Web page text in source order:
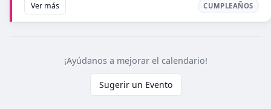
Ver más CUMPLEAÑOS
¡Ayúdanos a mejorar el calendario!
Sugerir un Evento